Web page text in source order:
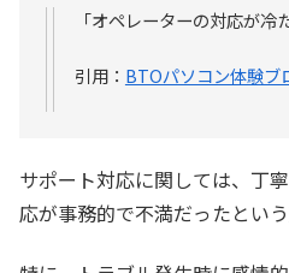
「オペレーターの対応が冷
引用： BTOパソコン体験ブ
サポート対応に関しては、丁
応が事務的で不満だったとい